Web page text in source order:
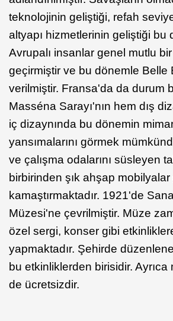
teknolojinin geliştiği, refah
altyapı hizmetlerinin geliştiği bu
Avrupalı insanlar genel mutlu
geçirmiştir ve bu dönemle Belle
verilmiştir. Fransa'da da durum
Masséna Sarayı'nın hem dış
iç dizaynında bu dönemin
yansımalarını görmek
ve çalışma odalarını süsleyen
birbirinden şık ahşap mobilyalar
kamaştırmaktadır. 1921'de
Müzesi'ne çevrilmiştir. Müze
özel sergi, konser gibi
yapmaktadır. Şehirde
bu etkinliklerden birisidir. Ayrıca
de ücretsizdir.